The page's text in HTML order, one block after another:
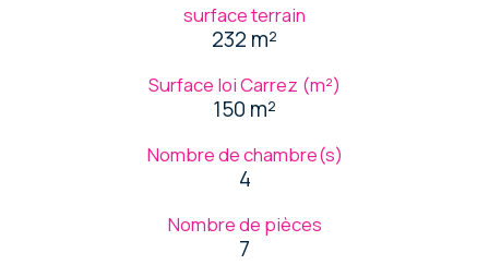
surface terrain
232 m²
Surface loi Carrez (m²)
150 m²
Nombre de chambre(s)
4
Nombre de pièces
7